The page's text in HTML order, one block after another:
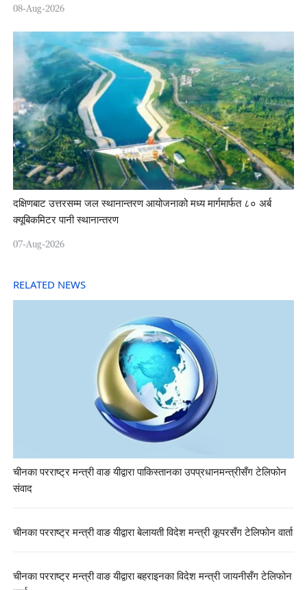
08-Aug-2026
दक्षिणबाट उत्तरसम्म जल स्थानान्तरण आयोजनाको मध्य मार्गमार्फत ८० अर्ब
क्यूबिकमिटर पानी स्थानान्तरण
07-Aug-2026
RELATED NEWS
चीनका परराष्ट्र मन्त्री वाङ यीद्वारा पाकिस्तानका उपप्रधानमन्त्रीसँग टेलिफोन
संवाद
चीनका परराष्ट्र मन्त्री वाङ यीद्वारा बेलायती विदेश मन्त्री कूपरसँग टेलिफोन वार्ता
चीनका परराष्ट्र मन्त्री वाङ यीद्वारा बहराइनका विदेश मन्त्री जायनीसँग टेलिफोन